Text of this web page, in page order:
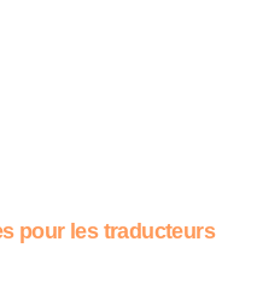
pour les traducteurs